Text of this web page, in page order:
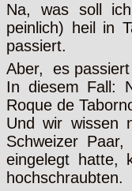
Na, was soll
peinlich) heil in
passiert.
Aber, es
In diesem Fall:
Roque de
Und wir wissen
Schweizer
eingelegt hatte,
hochschraubten.